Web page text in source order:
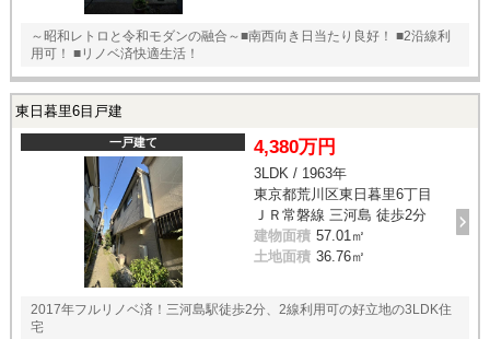
～昭和レトロと令和モダンの融合～■南西向き日当たり良好！ ■2沿線利
用可！ ■リノベ済快適生活！
東日暮里6目戸建
一戸建て 4,380万円
3LDK / 1963年
東京都荒川区東日暮里6丁目
ＪＲ常磐線 三河島 徒歩2分
建物面積 57.01㎡
土地面積 36.76㎡
2017年フルリノベ済！三河島駅徒歩2分、2線利用可の好立地の3LDK住
宅